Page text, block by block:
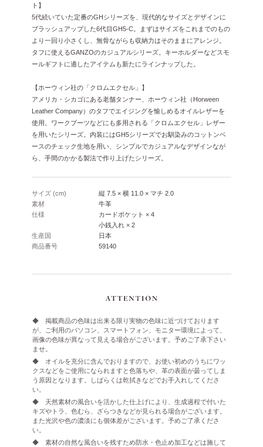
ト】
5代続いていた定番のGHシリーズを、現代的なサイズとデザインに
ブラッシュアップした6代目GH5-C。まずはサイズをこれまでのもの
より一回り小さくし、無骨ながらも収納力はそのままにアレンジ。
タフに使えるGANZOのカジュアルシリーズ。キーホルダーなどスモ
ールギフトに適したアイテムも新たにラインナップした。
【ホーウィン社の「クロムエクセル」】
アメリカ・シカゴにある老舗タンナー、ホーウィン社（Horween
Leather Company）のタフでエイジングを愉しめるオイルレザーを
使用。ワークブーツなどにも多用される「クロムエクセル」レザー
を用いたシリーズ。内装にはGH5シリーズでお馴染みのコットンベ
ースのチェック生地を用い、シンプルでカジュアルなデザインなが
ら、手間のかかる製法で作り上げたシリーズ。
サイズ (cm)
縦 7.5 × 横 11.0 × マチ 2.0
素材
牛革
仕様
カードポケット × 4
小銭入れ × 2
生産国
日本
商品番号
59140
◆ 掲載商品の色味は出来る限り実物の色味に近づけております
が、ご利用のパソコン、スマートフォン、モニター環境によって、
画像の色味が異なって見える場合がございます。予めご了承下さい
ませ。
◆ オイルを充分に含んでおりますので、お使い初めのうちにワッ
クスなどをご使用になられますと色落ちや、革の表面が曇ってしま
う原因となります。しばらくは乾拭きなどでお手入れしてくださ
い。
◆ 天然素材の風合いを活かした仕上げにより、生成過程で付いた
キズやトラ、色むら、ざらつきなどが見られる場合がございます。
また光沢や色の濃淡にも個体差がございます。予めご了承くださ
い。
◆ 素材の自然な風合いを残すため防水・色止め加工などは施して